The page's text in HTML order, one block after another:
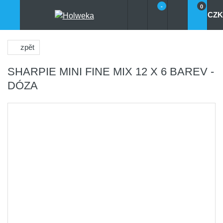
- 0
CZK
zpět
SHARPIE MINI FINE MIX 12 X 6 BAREV -
DÓZA